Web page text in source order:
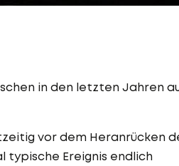
in den letzten Jahren
vor dem Heranrücken
Ereignis endlich